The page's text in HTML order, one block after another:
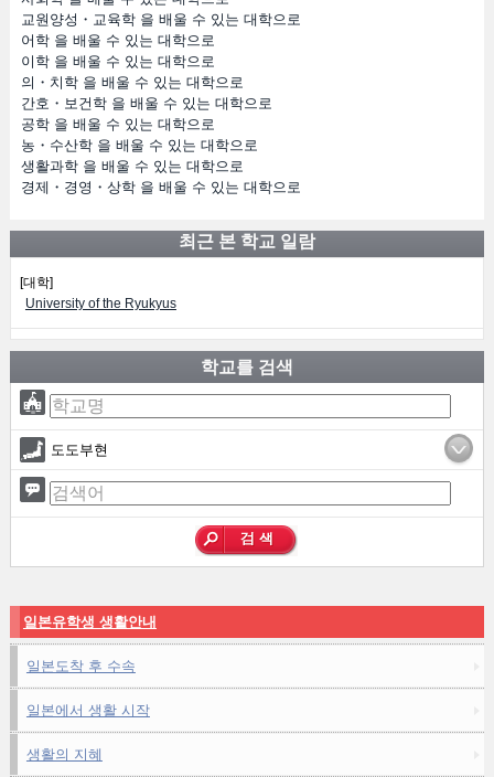
교원양성・교육학 을 배울 수 있는 대학으로
어학 을 배울 수 있는 대학으로
이학 을 배울 수 있는 대학으로
의・치학 을 배울 수 있는 대학으로
간호・보건학 을 배울 수 있는 대학으로
공학 을 배울 수 있는 대학으로
농・수산학 을 배울 수 있는 대학으로
생활과학 을 배울 수 있는 대학으로
경제・경영・상학 을 배울 수 있는 대학으로
최근 본 학교 일람
[대학]
University of the Ryukyus
학교를 검색
도도부현
일본유학생 생활안내
일본도착 후 수속
일본에서 생활 시작
생활의 지혜